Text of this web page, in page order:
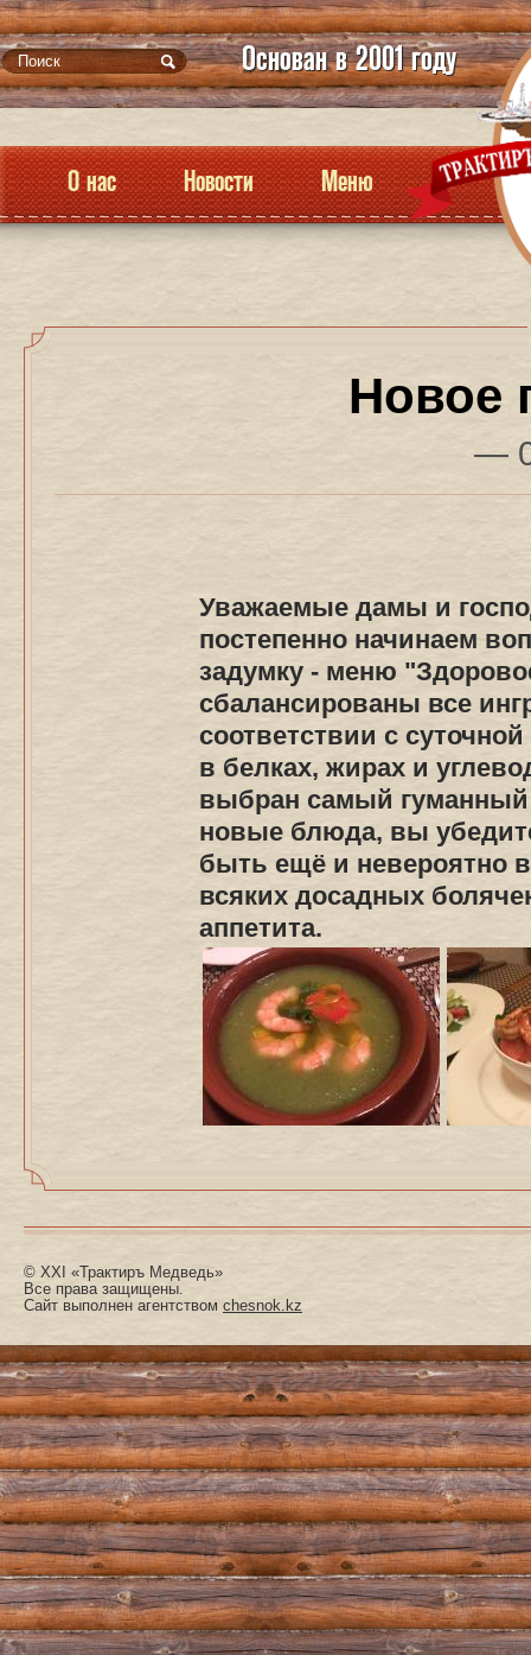
Основан в 2001 году
О нас Новости Меню
Новое
—
Уважаемые дамы и
постепенно начинаем
задумку - меню
сбалансированы все
соответствии с
в белках, жирах и
выбран самый
новые блюда, вы
быть ещё и невероятно
всяких досадных
аппетита.
© XXI «Трактиръ Медведь»
Все права защищены.
Сайт выполнен агентством chesnok.kz